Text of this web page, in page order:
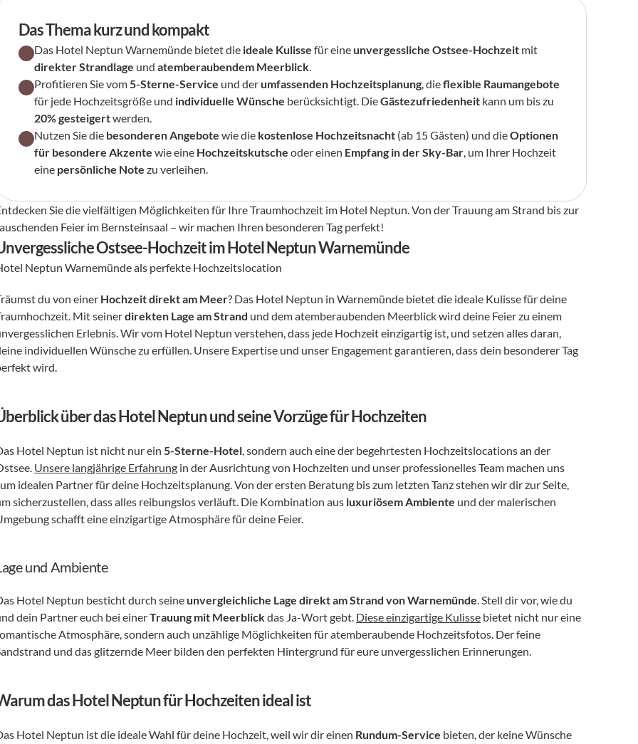
Das Thema kurz und kompakt
Das Hotel Neptun Warnemünde bietet die ideale Kulisse für eine unvergessliche Ostsee-Hochzeit
direkter Strandlage und atemberaubendem Meerblick.
Profitieren Sie vom 5-Sterne-Service und der umfassenden Hochzeitsplanung, die flexible Raumangebote
für jede Hochzeitsgröße und individuelle Wünsche berücksichtigt. Die Gästezufriedenheit
20% gesteigert werden.
Nutzen Sie die besonderen Angebote wie die kostenlose Hochzeitsnacht (ab 15 Gästen) und die Optionen
für besondere Akzente wie eine Hochzeitskutsche oder einen Empfang in der Sky-Bar, um Ihrer Hochzeit
eine persönliche Note zu verleihen.
Sie die vielfältigen Möglichkeiten für Ihre Traumhochzeit im Hotel Neptun. Von der Trauung am Strand bis zur
Feier im Bernsteinsaal – wir machen Ihren besonderen Tag perfekt!
Ostsee-Hochzeit im Hotel Neptun Warnemünde
Neptun Warnemünde als perfekte Hochzeitslocation
du von einer Hochzeit direkt am Meer? Das Hotel Neptun in Warnemünde bietet die ideale Kulisse für deine
Mit seiner direkten Lage am Strand und dem atemberaubenden Meerblick wird deine Feier zu einem
Erlebnis. Wir vom Hotel Neptun verstehen, dass jede Hochzeit einzigartig ist, und setzen alles daran,
individuellen Wünsche zu erfüllen. Unsere Expertise und unser Engagement garantieren, dass dein besonderer Tag
wird.
über das Hotel Neptun und seine Vorzüge für Hochzeiten
Hotel Neptun ist nicht nur ein 5-Sterne-Hotel, sondern auch eine der begehrtesten Hochzeitslocations an der
Unsere langjährige Erfahrung in der Ausrichtung von Hochzeiten und unser professionelles Team machen uns
idealen Partner für deine Hochzeitsplanung. Von der ersten Beratung bis zum letzten Tanz stehen wir dir zur Seite,
sicherzustellen, dass alles reibungslos verläuft. Die Kombination aus luxuriösem Ambiente und der malerischen
schafft eine einzigartige Atmosphäre für deine Feier.
und Ambiente
Hotel Neptun besticht durch seine unvergleichliche Lage direkt am Strand von Warnemünde. Stell dir vor, wie du
dein Partner euch bei einer Trauung mit Meerblick das Ja-Wort gebt. Diese einzigartige Kulisse bietet nicht nur eine
Atmosphäre, sondern auch unzählige Möglichkeiten für atemberaubende Hochzeitsfotos. Der feine
und das glitzernde Meer bilden den perfekten Hintergrund für eure unvergesslichen Erinnerungen.
das Hotel Neptun für Hochzeiten ideal ist
Hotel Neptun ist die ideale Wahl für deine Hochzeit, weil wir dir einen Rundum-Service bieten, der keine Wünsche